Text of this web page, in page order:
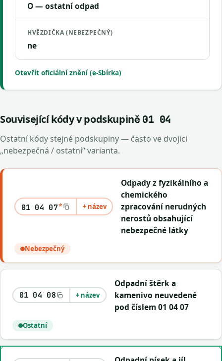
O — ostatní odpad
HVĚZDIČKA (NEBEZPEČNÝ)
ne
Otevřít oficiální znění (e-Sbírka)
Související kódy v podskupině 01 04
Ostatní kódy stejné podskupiny — často ve dvojici
„nebezpečná / ostatní“ varianta.
01 04 07* + název
Odpady z fyzikálního a
chemického
zpracování nerudných
nerostů obsahující
nebezpečné látky
Nebezpečný
01 04 08 + název
Odpadní štěrk a
kamenivo neuvedené
pod číslem 01 04 07
Ostatní